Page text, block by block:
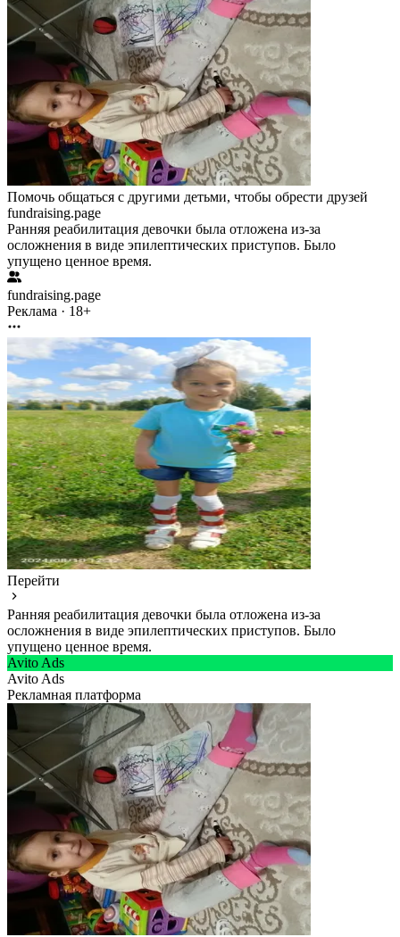
Помочь общаться с другими детьми, чтобы обрести друзей
fundraising.page
Ранняя реабилитация девочки была отложена из-за
осложнения в виде эпилептических приступов. Было
упущено ценное время.
fundraising.page
Реклама · 18+
Перейти
Ранняя реабилитация девочки была отложена из-за
осложнения в виде эпилептических приступов. Было
упущено ценное время.
Avito Ads
Avito Ads
Рекламная платформа